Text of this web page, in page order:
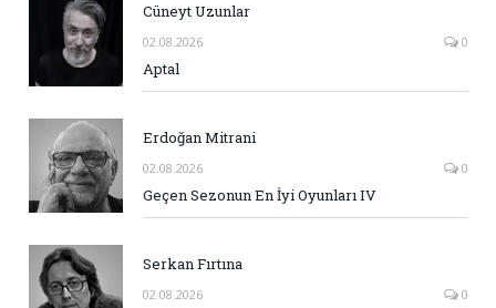
Cüneyt Uzunlar
02.08.2026 0
Aptal
Erdoğan Mitrani
02.08.2026 0
Geçen Sezonun En İyi Oyunları IV
Serkan Fırtına
02.08.2026 0